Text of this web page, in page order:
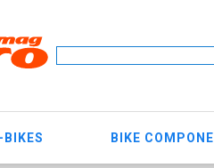
BIKES BIKE